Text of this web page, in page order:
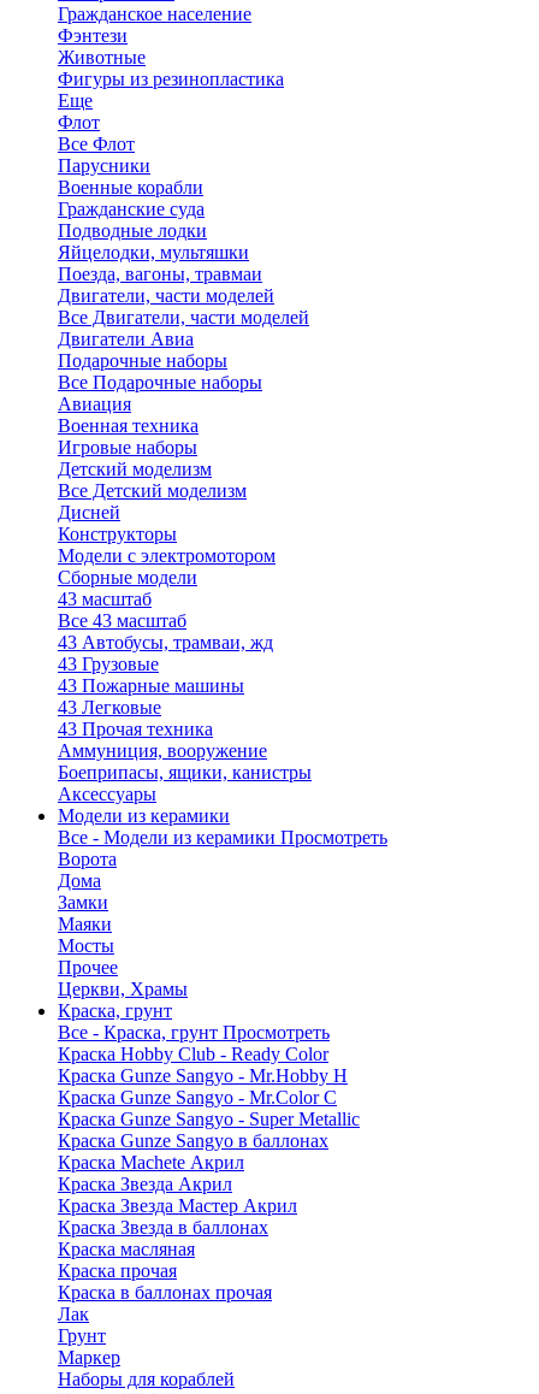
Гражданское население
Фэнтези
Животные
Фигуры из резинопластика
Еще
Флот
Все Флот
Парусники
Военные корабли
Гражданские суда
Подводные лодки
Яйцелодки, мультяшки
Поезда, вагоны, травмаи
Двигатели, части моделей
Все Двигатели, части моделей
Двигатели Авиа
Подарочные наборы
Все Подарочные наборы
Авиация
Военная техника
Игровые наборы
Детский моделизм
Все Детский моделизм
Дисней
Конструкторы
Модели с электромотором
Сборные модели
43 масштаб
Все 43 масштаб
43 Автобусы, трамваи, жд
43 Грузовые
43 Пожарные машины
43 Легковые
43 Прочая техника
Аммуниция, вооружение
Боеприпасы, ящики, канистры
Аксессуары
Модели из керамики
Все - Модели из керамики Просмотреть
Ворота
Дома
Замки
Маяки
Мосты
Прочее
Церкви, Храмы
Краска, грунт
Все - Краска, грунт Просмотреть
Краска Hobby Club - Ready Color
Краска Gunze Sangyo - Mr.Hobby H
Краска Gunze Sangyo - Mr.Color C
Краска Gunze Sangyo - Super Metallic
Краска Gunze Sangyo в баллонах
Краска Machete Акрил
Краска Звезда Акрил
Краска Звезда Мастер Акрил
Краска Звезда в баллонах
Краска масляная
Краска прочая
Краска в баллонах прочая
Лак
Грунт
Маркер
Наборы для кораблей